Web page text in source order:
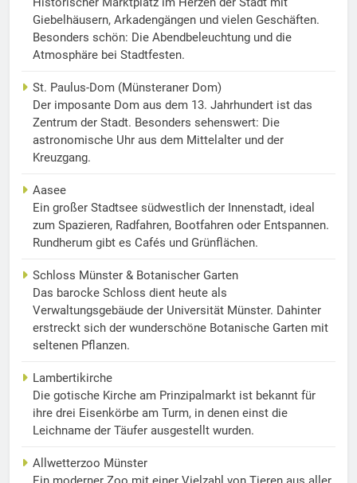
Giebelhäusern, Arkadengängen und vielen Geschäften.
Besonders schön: Die Abendbeleuchtung und die
Atmosphäre bei Stadtfesten.
St. Paulus-Dom (Münsteraner Dom)
Der imposante Dom aus dem 13. Jahrhundert ist das
Zentrum der Stadt. Besonders sehenswert: Die
astronomische Uhr aus dem Mittelalter und der
Kreuzgang.
Aasee
Ein großer Stadtsee südwestlich der Innenstadt, ideal
zum Spazieren, Radfahren, Bootfahren oder Entspannen.
Rundherum gibt es Cafés und Grünflächen.
Schloss Münster & Botanischer Garten
Das barocke Schloss dient heute als
Verwaltungsgebäude der Universität Münster. Dahinter
erstreckt sich der wunderschöne Botanische Garten mit
seltenen Pflanzen.
Lambertikirche
Die gotische Kirche am Prinzipalmarkt ist bekannt für
ihre drei Eisenkörbe am Turm, in denen einst die
Leichname der Täufer ausgestellt wurden.
Allwetterzoo Münster